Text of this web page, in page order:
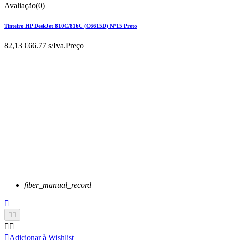
Avaliação(0)
Tinteiro HP DeskJet 810C/816C (C6615D) Nº15 Preto
82,13 €66.77 s/Iva.Preço
fiber_manual_record

 
 
Adicionar à Wishlist